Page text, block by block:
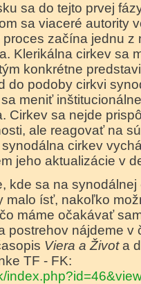
sa do tejto prvej
sa viaceré autority
začína jednu z
Klerikálna cirkev sa
konkrétne
do podoby cirkvi
meniť
Cirkev sa nejde
ale reagovať na
cirkev
jeho aktualizácie v
kde sa na
malo ísť, nakoľko
máme očakávať
postrehov nájdeme v
Viera a Života
TF - FK: